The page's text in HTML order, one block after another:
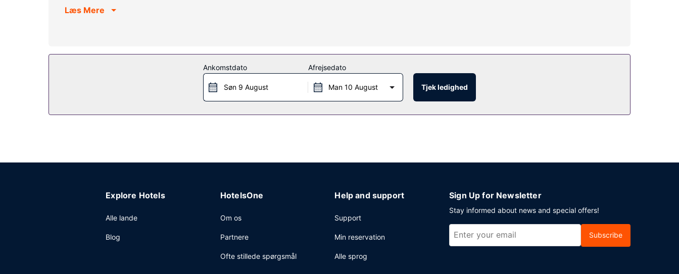
blandt andet en vaskemaskine og en loftsventilator.
Andre faciliteter
Gratis selvstændig parkering er til rådighed på stedet.
Læs Mere
Ankomstdato
Søn 9 August
Afrejsedato
Man 10 August Tjek ledighed
Explore Hotels
Alle lande
Blog
HotelsOne
Om os
Partnere
Ofte stillede spørgsmål
Help and support
Support
Min reservation
Alle sprog
Sign Up for Newsletter
Stay informed about news and special offers!
Subscribe